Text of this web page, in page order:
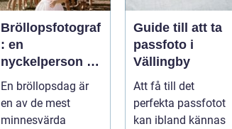
Bröllopsfotograf
: en
nyckelperson i
din
bröllopsberättel
se
En bröllopsdag är
en av de mest
minnesvärda
Guide till att ta
passfoto i
Vällingby
Att få till det
perfekta passfotot
kan ibland kännas